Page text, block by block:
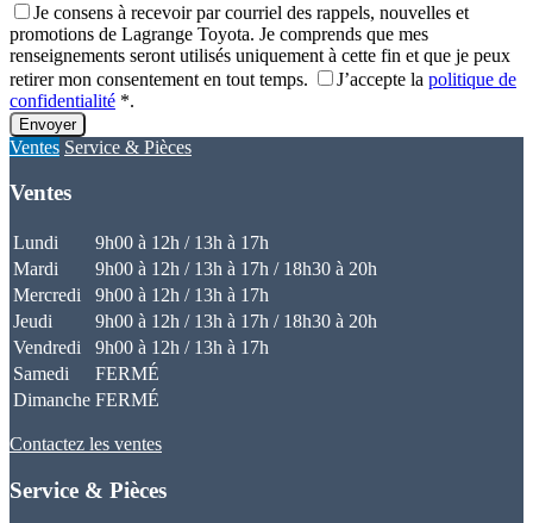
Je consens à recevoir par courriel des rappels, nouvelles et
promotions de Lagrange Toyota. Je comprends que mes
renseignements seront utilisés uniquement à cette fin et que je peux
retirer mon consentement en tout temps.
J’accepte la politique de
confidentialité *.
Ventes Service & Pièces
Ventes
Lundi
9h00 à 12h / 13h à 17h
Mardi
9h00 à 12h / 13h à 17h / 18h30 à 20h
Mercredi
9h00 à 12h / 13h à 17h
Jeudi
9h00 à 12h / 13h à 17h / 18h30 à 20h
Vendredi
9h00 à 12h / 13h à 17h
Samedi
FERMÉ
Dimanche FERMÉ
Contactez les ventes
Service & Pièces